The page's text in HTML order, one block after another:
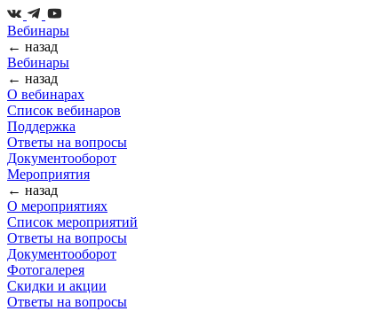
Вебинары
← назад
Вебинары
← назад
О вебинарах
Список вебинаров
Поддержка
Ответы на вопросы
Документооборот
Мероприятия
← назад
О мероприятиях
Список мероприятий
Ответы на вопросы
Документооборот
Фотогалерея
Скидки и акции
Ответы на вопросы